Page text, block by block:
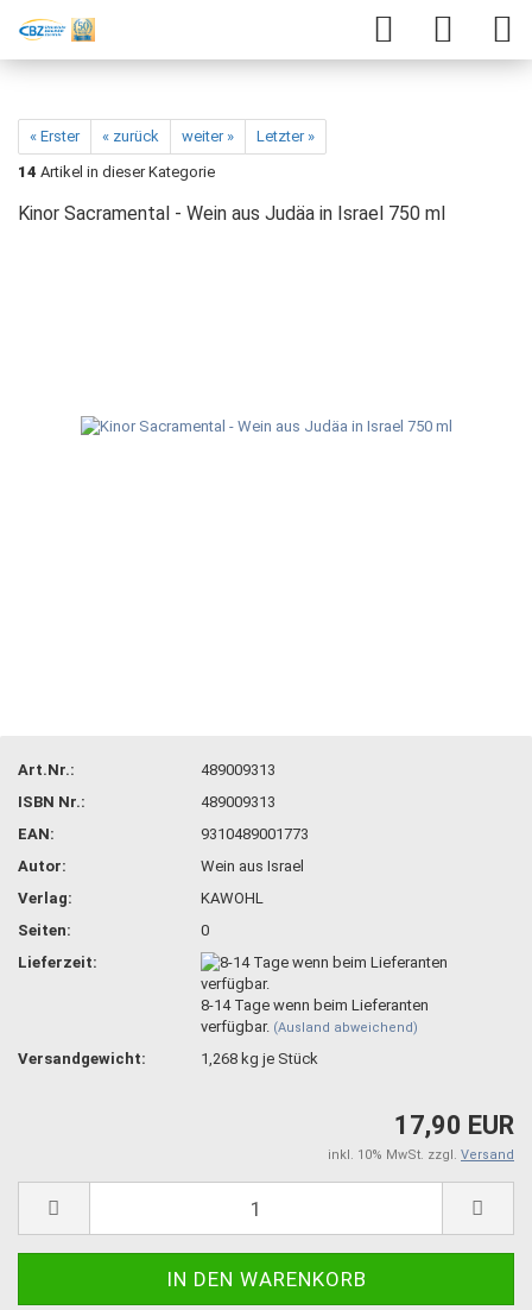
« Erster « zurück weiter »
Letzter »
14 Artikel in dieser Kategorie
Kinor Sacramental - Wein aus Judäa in Israel 750 ml
Art.Nr.:
489009313
ISBN Nr.:
489009313
EAN:
9310489001773
Autor:
Wein aus Israel
Verlag:
KAWOHL
Seiten:
0
Lieferzeit:
8-14 Tage wenn beim Lieferanten
verfügbar. (Ausland abweichend)
Versandgewicht: 1,268 kg je Stück
17,90 EUR
inkl. 10% MwSt. zzgl. Versand